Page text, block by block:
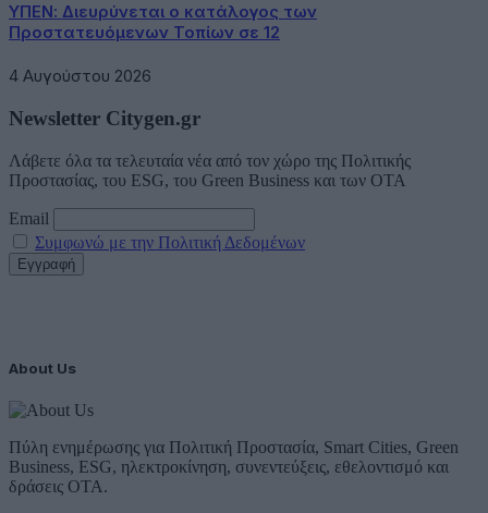
ΥΠΕΝ: Διευρύνεται ο κατάλογος των
Προστατευόμενων Τοπίων σε 12
4 Αυγούστου 2026
Newsletter Citygen.gr
Λάβετε όλα τα τελευταία νέα από τον χώρο της Πολιτικής
Προστασίας, του ESG, του Green Business και των ΟΤΑ
Email
Συμφωνώ με την Πολιτική Δεδομένων
About Us
Πύλη ενημέρωσης για Πολιτική Προστασία, Smart Cities, Green
Business, ESG, ηλεκτροκίνηση, συνεντεύξεις, εθελοντισμό και
δράσεις ΟΤΑ.